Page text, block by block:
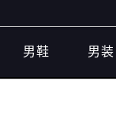
男鞋 男装